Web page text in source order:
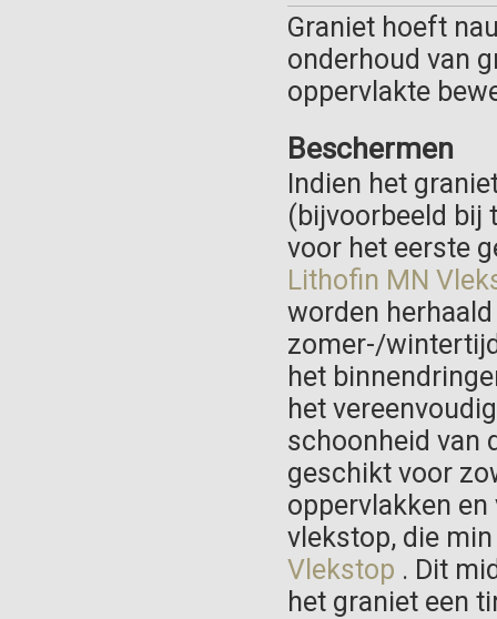
Graniet hoeft
onderhoud van
oppervlakte
Beschermen
Indien het
(bijvoorbeeld bij
voor het eerste
Lithofin MN
worden
zomer-/
het
het
schoonheid van
geschikt voor
oppervlakken
vlekstop, die
Vlekstop . Dit
het graniet een